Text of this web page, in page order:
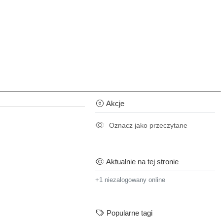
Akcje
Oznacz jako przeczytane
Aktualnie na tej stronie
+1 niezalogowany online
Popularne tagi